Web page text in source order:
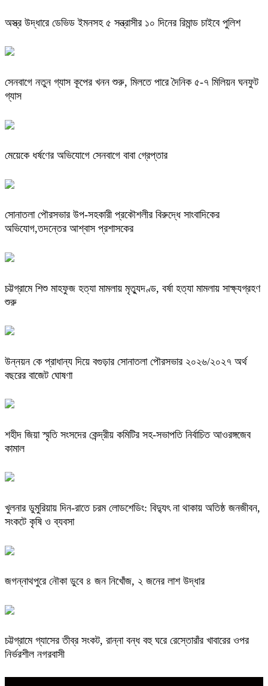
অস্ত্র উদ্ধারে ডেভিড ইমনসহ ৫ সন্ত্রাসীর ১০ দিনের রিমান্ড চাইবে পুলিশ
সেনবাগে নতুন গ্যাস কূপের খনন শুরু, মিলতে পারে দৈনিক ৫-৭ মিলিয়ন ঘনফুট
গ্যাস
মেয়েকে ধর্ষণের অভিযোগে সেনবাগে বাবা গ্রেপ্তার
সোনাতলা পৌরসভার উপ-সহকারী প্রকৌশলীর বিরুদ্ধে সাংবাদিকের
অভিযোগ,তদন্তের আশ্বাস প্রশাসকের
চট্টগ্রামে শিশু মাহফুজ হত্যা মামলায় মৃত্যুদণ্ড, বর্ষা হত্যা মামলায় সাক্ষ্যগ্রহণ
শুরু
উন্নয়ন কে প্রাধান্য দিয়ে বগুড়ার সোনাতলা পৌরসভার ২০২৬/২০২৭ অর্থ
বছরের বাজেট ঘোষণা
শহীদ জিয়া স্মৃতি সংসদের কেন্দ্রীয় কমিটির সহ-সভাপতি নির্বাচিত আওরঙ্গজেব
কামাল
খুলনার ডুমুরিয়ায় দিন-রাতে চরম লোডশেডিং: বিদ্যুৎ না থাকায় অতিষ্ঠ জনজীবন,
সংকটে কৃষি ও ব্যবসা
জগন্নাথপুরে নৌকা ডুবে ৪ জন নিখোঁজ, ২ জনের লাশ উদ্ধার
চট্টগ্রামে গ্যাসের তীব্র সংকট, রান্না বন্ধ বহু ঘরে রেস্তোরাঁর খাবারের ওপর
নির্ভরশীল নগরবাসী